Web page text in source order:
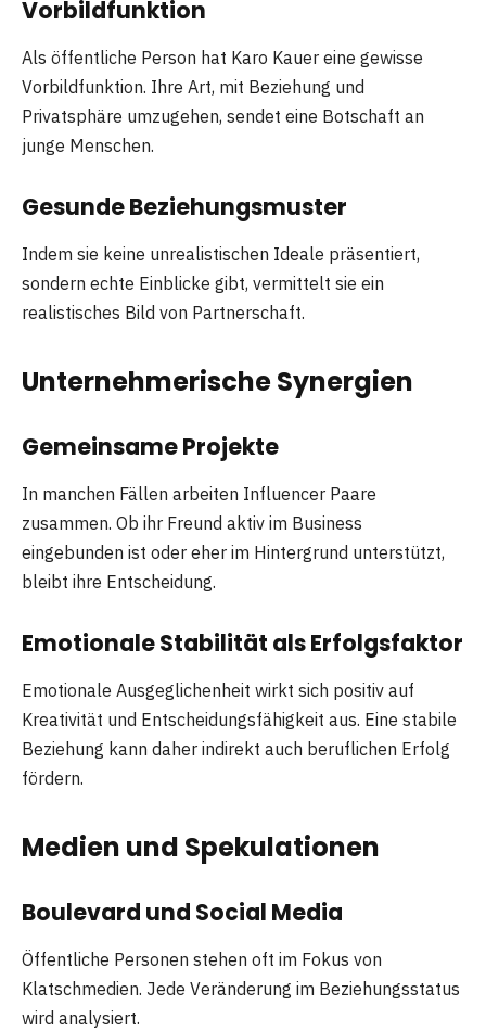
Vorbildfunktion
Als öffentliche Person hat Karo Kauer eine gewisse
Vorbildfunktion. Ihre Art, mit Beziehung und
Privatsphäre umzugehen, sendet eine Botschaft an
junge Menschen.
Gesunde Beziehungsmuster
Indem sie keine unrealistischen Ideale präsentiert,
sondern echte Einblicke gibt, vermittelt sie ein
realistisches Bild von Partnerschaft.
Unternehmerische Synergien
Gemeinsame Projekte
In manchen Fällen arbeiten Influencer Paare
zusammen. Ob ihr Freund aktiv im Business
eingebunden ist oder eher im Hintergrund unterstützt,
bleibt ihre Entscheidung.
Emotionale Stabilität als Erfolgsfaktor
Emotionale Ausgeglichenheit wirkt sich positiv auf
Kreativität und Entscheidungsfähigkeit aus. Eine stabile
Beziehung kann daher indirekt auch beruflichen Erfolg
fördern.
Medien und Spekulationen
Boulevard und Social Media
Öffentliche Personen stehen oft im Fokus von
Klatschmedien. Jede Veränderung im Beziehungsstatus
wird analysiert.